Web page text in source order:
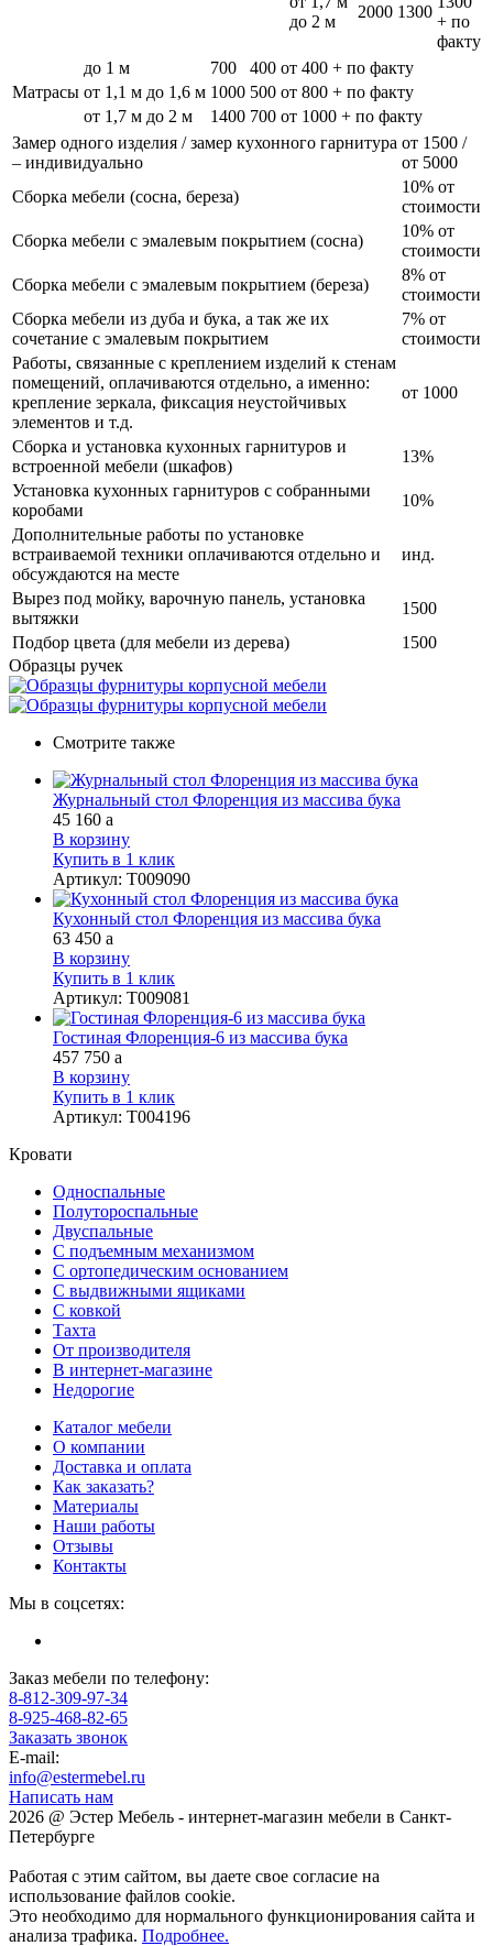
до 2 м
2000 1300
+ по
факту
Матрасы
до 1 м 700 400 от 400 + по факту
от 1,1 м до 1,6 м 1000 500 от 800 + по факту
от 1,7 м до 2 м
1400 700 от 1000 + по факту
Замер одного изделия / замер кухонного гарнитура
– индивидуально
от 1500 /
от 5000
Сборка мебели (сосна, береза)
10% от
стоимости
Сборка мебели с эмалевым покрытием (сосна)
10% от
стоимости
Сборка мебели с эмалевым покрытием (береза)
8% от
стоимости
Сборка мебели из дуба и бука, а так же их
сочетание с эмалевым покрытием
7% от
стоимости
Работы, связанные с креплением изделий к стенам
помещений, оплачиваются отдельно, а именно:
крепление зеркала, фиксация неустойчивых
элементов и т.д.
от 1000
Сборка и установка кухонных гарнитуров и
встроенной мебели (шкафов)
13%
Установка кухонных гарнитуров с собранными
коробами
10%
Дополнительные работы по установке
встраиваемой техники оплачиваются отдельно и
обсуждаются на месте
инд.
Вырез под мойку, варочную панель, установка
вытяжки
1500
Подбор цвета (для мебели из дерева)
1500
Образцы ручек
Смотрите также
Журнальный стол Флоренция из массива бука
45 160 a
В корзину
Купить в 1 клик
Артикул: Т009090
Кухонный стол Флоренция из массива бука
63 450 a
В корзину
Купить в 1 клик
Артикул: Т009081
Гостиная Флоренция-6 из массива бука
457 750 a
В корзину
Купить в 1 клик
Артикул: Т004196
Кровати
Односпальные
Полутороспальные
Двуспальные
С подъемным механизмом
С ортопедическим основанием
С выдвижными ящиками
С ковкой
Тахта
От производителя
В интернет-магазине
Недорогие
Каталог мебели
О компании
Доставка и оплата
Как заказать?
Материалы
Наши работы
Отзывы
Контакты
Мы в соцсетях:
Заказ мебели по телефону:
8-812-309-97-34
8-925-468-82-65
Заказать звонок
E-mail:
info@estermebel.ru
Написать нам
2026 @ Эстер Мебель - интернет-магазин мебели в Санкт-
Петербурге
Работая с этим сайтом, вы даете свое согласие на
использование файлов cookie.
Это необходимо для нормального функционирования сайта и
анализа трафика. Подробнее.